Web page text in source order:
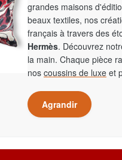
grandes maisons
beaux textiles, nos
français à travers des
Hermès. Découvrez
la main. Chaque pièce
nos coussins de luxe et
Agrandir